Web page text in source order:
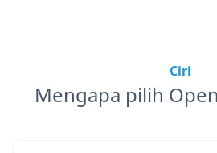
Ciri
Mengapa pilih